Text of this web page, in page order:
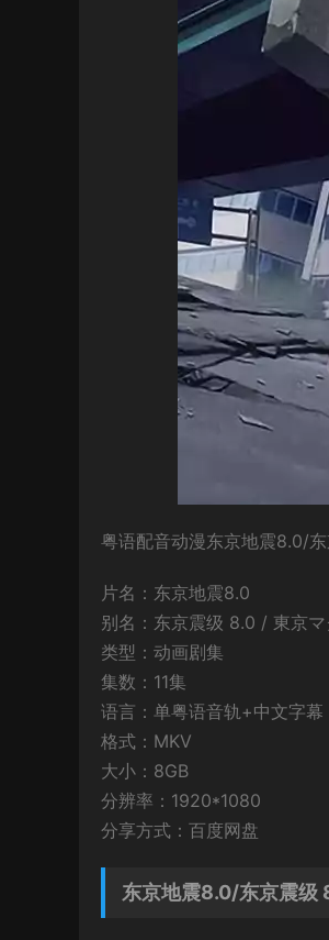
粤语配音动漫东京地震8.0/
片名：东京地震8.0
别名：东京震级 8.0 / 東京
类型：动画剧集
集数：11集
语言：单粤语音轨+中文字幕
格式：MKV
大小：8GB
分辨率：1920*1080
分享方式：百度网盘
东京地震8.0/东京震级